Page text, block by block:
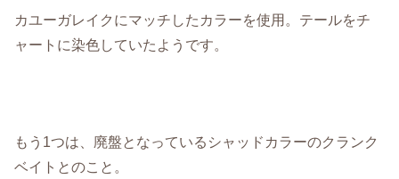
カユーガレイクにマッチしたカラーを使用。テールをチ
ャートに染色していたようです。
もう1つは、廃盤となっているシャッドカラーのクランク
ベイトとのこと。